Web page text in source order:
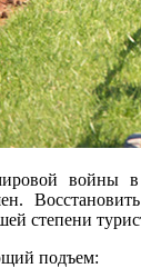
войны в
степени
подъем: